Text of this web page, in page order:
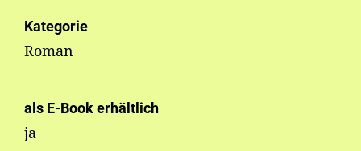
Kategorie
Roman
als E-Book erhältlich
ja